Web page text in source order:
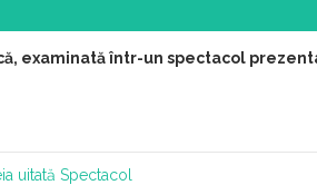
examinată într-un spectacol
uitată Spectacol